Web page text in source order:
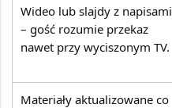
Wideo lub slajdy z napisami
– gość rozumie przekaz
nawet przy wyciszonym TV.
Materiały aktualizowane co